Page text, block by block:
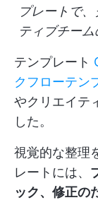
プレートで
ティブチー
テンプレート
クフローテン
やクリエイテ
した。
視覚的な整理
レートには、
ック、修正の